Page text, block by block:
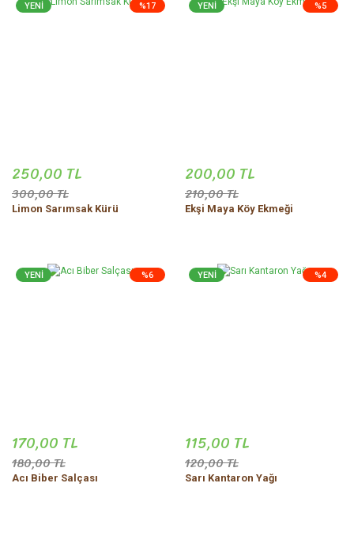
%17
YENİ
250,00 TL
300,00 TL
Limon Sarımsak Kürü
%5
YENİ
200,00 TL
210,00 TL
Ekşi Maya Köy Ekmeği
%6
YENİ
170,00 TL
180,00 TL
Acı Biber Salçası
%4
YENİ
115,00 TL
120,00 TL
Sarı Kantaron Yağı